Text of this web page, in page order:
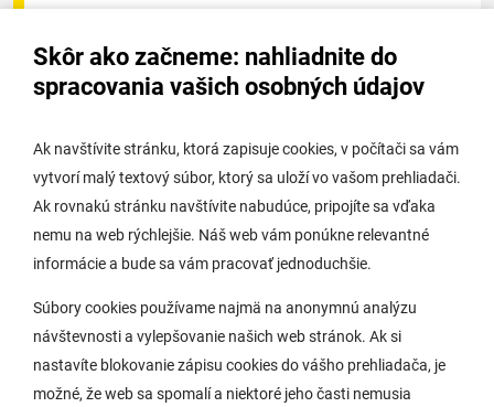
Skôr ako začneme: nahliadnite do
spracovania vašich osobných údajov
Ak navštívite stránku, ktorá zapisuje cookies, v počítači sa vám
vytvorí malý textový súbor, ktorý sa uloží vo vašom prehliadači.
Ak rovnakú stránku navštívite nabudúce, pripojíte sa vďaka
nemu na web rýchlejšie. Náš web vám ponúkne relevantné
informácie a bude sa vám pracovať jednoduchšie.
Súbory cookies používame najmä na anonymnú analýzu
návštevnosti a vylepšovanie našich web stránok. Ak si
nastavíte blokovanie zápisu cookies do vášho prehliadača, je
možné, že web sa spomalí a niektoré jeho časti nemusia
Úradná tabuľa stavebného úradu
Potrebujem vybaviť
Samospráva
O Lamači